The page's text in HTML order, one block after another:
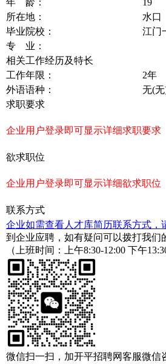
年 龄：
19
所在地：
水口
毕业院校：
江门
专 业：
相关工作经历及特长
工作年限：
2年
外语语种：
无(
求职要求
企业用户登录即可显示详细求职要求
欲求职位
企业用户登录即可显示详细欲求职位
联系方式
企业如需查看人才库简历联系方式，
到企业应聘，如有疑问可以拨打我们
（上班时间：上午8:30-12:00 下午
微信扫一扫，加开平招聘网客服微信